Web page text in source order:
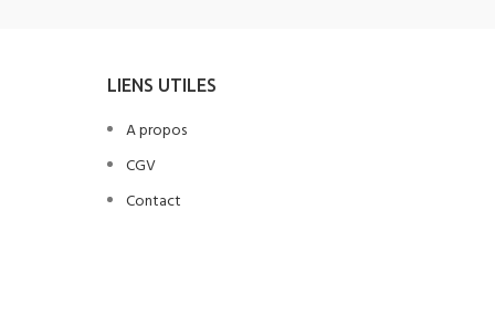
LIENS UTILES
A propos
CGV
Contact